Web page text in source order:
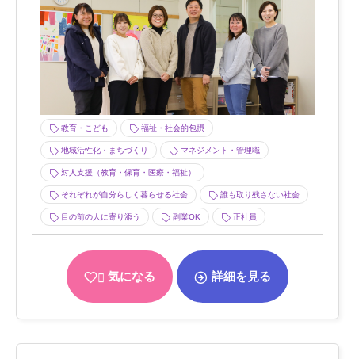
教育・こども 福祉・社会的包摂
地域活性化・まちづくり マネジメント・管理職
対人支援（教育・保育・医療・福祉）
それぞれが自分らしく暮らせる社会 誰も取り残さない社会
目の前の人に寄り添う 副業OK 正社員
気になる 詳細を見る